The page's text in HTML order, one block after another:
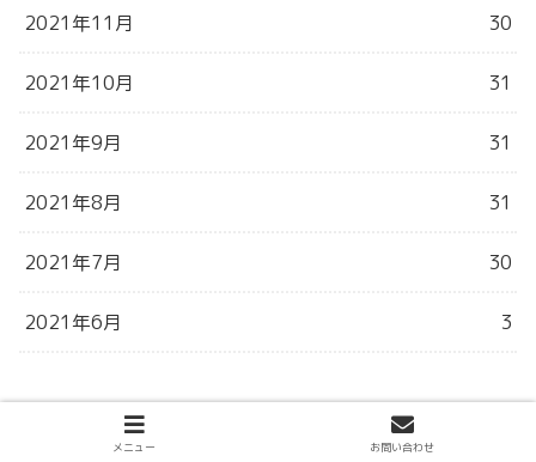
2021年11月 30
2021年10月 31
2021年9月 31
2021年8月 31
2021年7月 30
2021年6月 3
メニュー お問い合わせ